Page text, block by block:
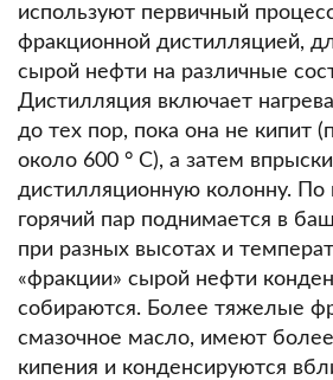
используют первичный
фракционной дистилляцией,
сырой нефти на различные
Дистилляция включает
до тех пор, пока она не кипит
около 600 ° С), а затем
дистилляционную колонну. По
горячий пар поднимается в
при разных высотах и
«фракции» сырой нефти
собираются. Более тяжелые
смазочное масло, имеют
кипения и конденсируются